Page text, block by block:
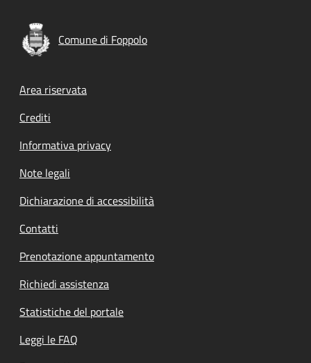
Comune di Foppolo
Footer menu
Area riservata
Crediti
Informativa privacy
Note legali
Dichiarazione di accessibilità
Contatti
Prenotazione appuntamento
Richiedi assistenza
Statistiche del portale
Leggi le FAQ